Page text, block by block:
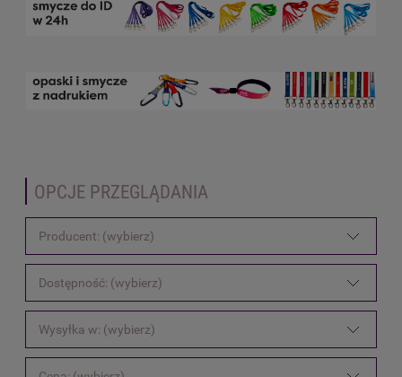
OPCJE PRZEGLĄDANIA
Producent: (wybierz)
Dostępność: (wybierz)
Wysyłka w: (wybierz)